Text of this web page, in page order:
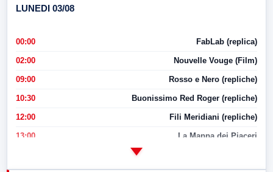
LUNEDI 03/08
00:00 FabLab (replica)
02:00 Nouvelle Vouge (Film)
09:00 Rosso e Nero (repliche)
10:30 Buonissimo Red Roger (repliche)
12:00 Fili Meridiani (repliche)
13:00 La Mappa dei Piaceri